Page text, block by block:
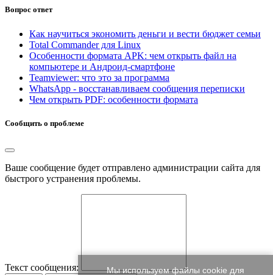
Вопрос ответ
Как научиться экономить деньги и вести бюджет семьи
Total Commander для Linux
Особенности формата APK: чем открыть файл на
компьютере и Андроид-смартфоне
Teamviewer: что это за программа
WhatsApp - восстанавливаем сообщения переписки
Чем открыть PDF: особенности формата
Сообщить о проблеме
Ваше сообщение будет отправлено администрации сайта для
быстрого устранения проблемы.
Текст сообщения: Мы используем файлы cookie для